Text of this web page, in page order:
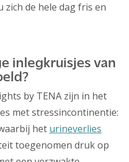
zich de hele dag fris en
inlegkruisjes van
by TENA zijn in het
met stressincontinentie:
het urineverlies
toegenomen druk op